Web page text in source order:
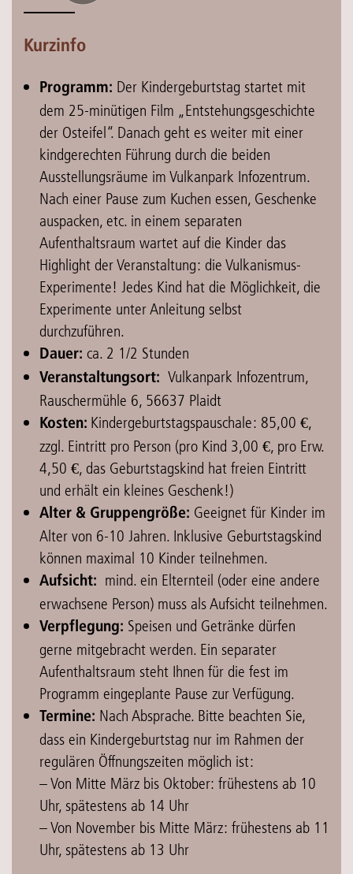
Kurzinfo
Programm: Der Kindergeburtstag startet mit
dem 25-minütigen Film „Entstehungsgeschichte
der Osteifel“. Danach geht es weiter mit einer
kindgerechten Führung durch die beiden
Ausstellungsräume im Vulkanpark Infozentrum.
Nach einer Pause zum Kuchen essen, Geschenke
auspacken, etc. in einem separaten
Aufenthaltsraum wartet auf die Kinder das
Highlight der Veranstaltung: die Vulkanismus-
Experimente! Jedes Kind hat die Möglichkeit, die
Experimente unter Anleitung selbst
durchzuführen.
Dauer: ca. 2 1/2 Stunden
Veranstaltungsort: Vulkanpark Infozentrum,
Rauschermühle 6, 56637 Plaidt
Kosten: Kindergeburtstagspauschale: 85,00 €,
zzgl. Eintritt pro Person (pro Kind 3,00 €, pro Erw.
4,50 €, das Geburtstagskind hat freien Eintritt
und erhält ein kleines Geschenk!)
Alter & Gruppengröße: Geeignet für Kinder im
Alter von 6-10 Jahren. Inklusive Geburtstagskind
können maximal 10 Kinder teilnehmen.
Aufsicht:
mind. ein Elternteil (oder eine andere
erwachsene Person) muss als Aufsicht teilnehmen.
Verpflegung: Speisen und Getränke dürfen
gerne mitgebracht werden. Ein separater
Aufenthaltsraum steht Ihnen für die fest im
Programm eingeplante Pause zur Verfügung.
Termine: Nach Absprache. Bitte beachten Sie,
dass ein Kindergeburtstag nur im Rahmen der
regulären Öffnungszeiten möglich ist:
– Von Mitte März bis Oktober: frühestens ab 10
Uhr, spätestens ab 14 Uhr
– Von November bis Mitte März: frühestens ab 11
Uhr, spätestens ab 13 Uhr